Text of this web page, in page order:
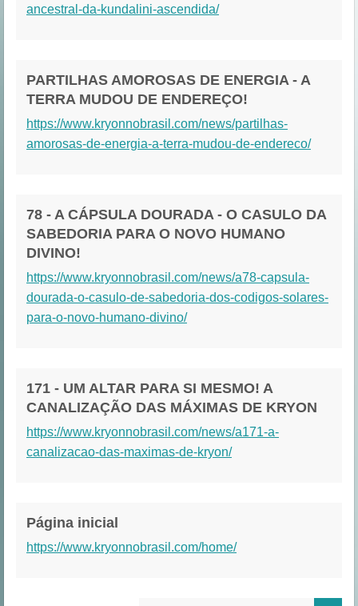
ancestral-da-kundalini-ascendida/
PARTILHAS AMOROSAS DE ENERGIA - A
TERRA MUDOU DE ENDEREÇO!
https://www.kryonnobrasil.com/news/partilhas-
amorosas-de-energia-a-terra-mudou-de-endereco/
78 - A CÁPSULA DOURADA - O CASULO DA
SABEDORIA PARA O NOVO HUMANO
DIVINO!
https://www.kryonnobrasil.com/news/a78-capsula-
dourada-o-casulo-de-sabedoria-dos-codigos-solares-
para-o-novo-humano-divino/
171 - UM ALTAR PARA SI MESMO! A
CANALIZAÇÃO DAS MÁXIMAS DE KRYON
https://www.kryonnobrasil.com/news/a171-a-
canalizacao-das-maximas-de-kryon/
Página inicial
https://www.kryonnobrasil.com/home/